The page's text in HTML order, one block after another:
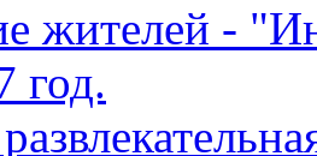
жителей -
год.